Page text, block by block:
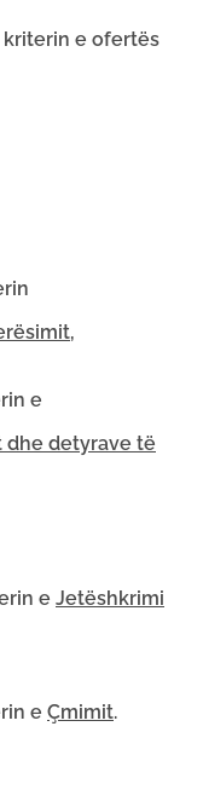
e ofertës
,
e
dhe detyrave të
e Jetëshkrimi
e Çmimit.